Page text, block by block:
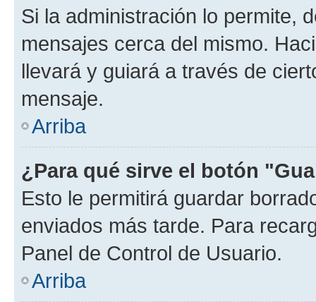
Si la administración lo permite,
mensajes cerca del mismo.
llevará y guiará a través de
mensaje.
Arriba
¿Para qué sirve el botón
Esto le permitirá guardar
enviados más tarde. Para
Panel de Control de Usuario.
Arriba